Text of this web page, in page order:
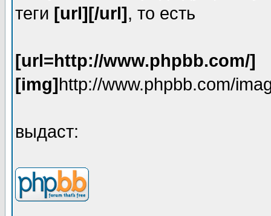
теги [url][/url], то есть
[url=http://www.phpbb.com/]
[img]http://www.phpbb.com/
выдаст: